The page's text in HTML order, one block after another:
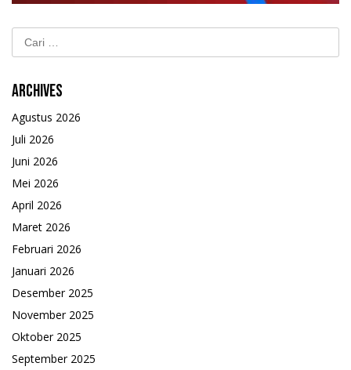
Cari
untuk:
Archives
Agustus 2026
Juli 2026
Juni 2026
Mei 2026
April 2026
Maret 2026
Februari 2026
Januari 2026
Desember 2025
November 2025
Oktober 2025
September 2025